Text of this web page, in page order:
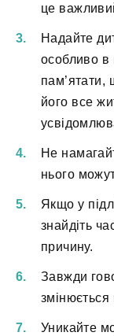
це
Надайте
особливо в
пам’ятати,
його все
Не
нього
Якщо у
знайдіть
причину.
Завжди
змінюється
Уникайте